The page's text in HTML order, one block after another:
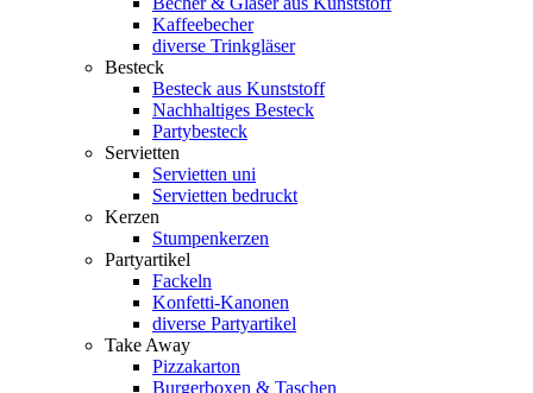
Kaffeebecher
diverse Trinkgläser
Besteck
Besteck aus Kunststoff
Nachhaltiges Besteck
Partybesteck
Servietten
Servietten uni
Servietten bedruckt
Kerzen
Stumpenkerzen
Partyartikel
Fackeln
Konfetti-Kanonen
diverse Partyartikel
Take Away
Pizzakarton
Burgerboxen & Taschen